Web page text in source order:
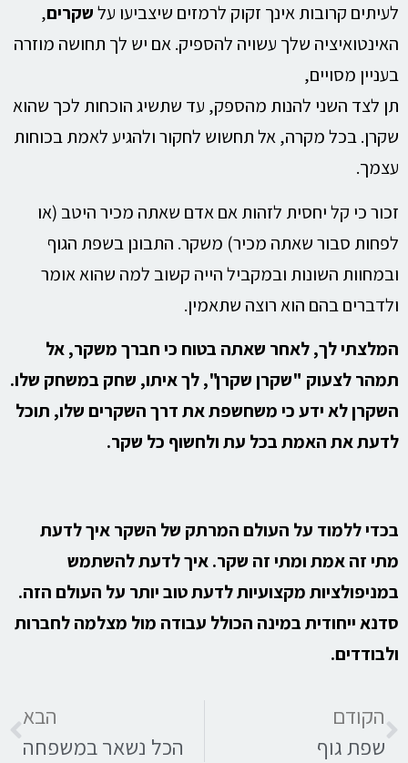
לעיתים קרובות אינך זקוק לרמזים שיצביעו עלשקרים,
האינטואיציה שלך עשויה להספיק. אם יש לך תחושה מוזרה
בעניין מסויים,
תן לצד השני להנות מהספק, עד שתשיג הוכחות לכך שהוא
שקרן. בכל מקרה, אל תחשוש לחקור ולהגיע לאמת בכוחות
עצמך.
זכור כי קל יחסית לזהות אם אדם שאתה מכיר היטב (או
לפחות סבור שאתה מכיר) משקר. התבונן בשפת הגוף
ובמחוות השונות ובמקביל הייה קשוב למה שהוא אומר
ולדברים בהם הוא רוצה שתאמין.
המלצתי לך, לאחר שאתה בטוח כי חברך משקר, אל
תמהר לצעוק "שקרן שקרן", לך איתו, שחק במשחק שלו.
השקרן לא ידע כי משחשפת את דרך השקרים שלו, תוכל
לדעת את האמת בכל עת ולחשוף כל שקר.
בכדי ללמוד על העולם המרתק של השקר איך לדעת
מתי זה אמת ומתי זה שקר. איך לדעת להשתמש
במניפולציות מקצועיות לדעת טוב יותר על העולם הזה.
סדנא ייחודית במינה הכולל עבודה מול מצלמה לחברות
ולבודדים.
הקודם
שפת גוף
הבא
הכל נשאר במשפחה